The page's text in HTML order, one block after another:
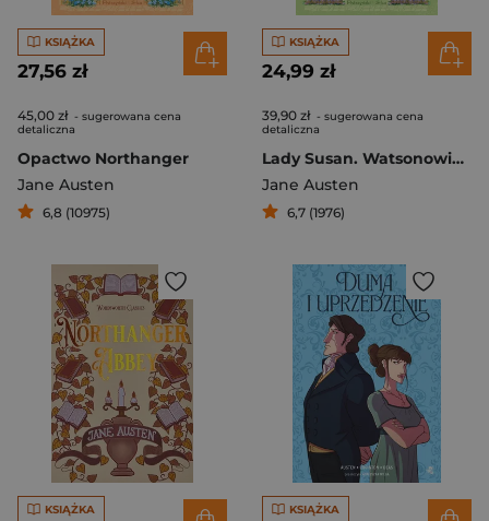
KSIĄŻKA
27,56 zł
45,00 zł - sugerowana cena
detaliczna
Opactwo Northanger
Jane Austen
6,8 (10975)
KSIĄŻKA
24,99 zł
39,90 zł - sugerowana cena
detaliczna
Lady Susan. Watsonowie. Sanditon
Jane Austen
6,7 (1976)
KSIĄŻKA KSIĄŻKA